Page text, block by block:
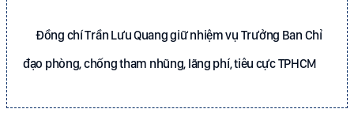
Đồng chí Trần Lưu Quang giữ nhiệm vụ Trưởng Ban Chỉ
đạo phòng, chống tham nhũng, lãng phí, tiêu cực TPHCM